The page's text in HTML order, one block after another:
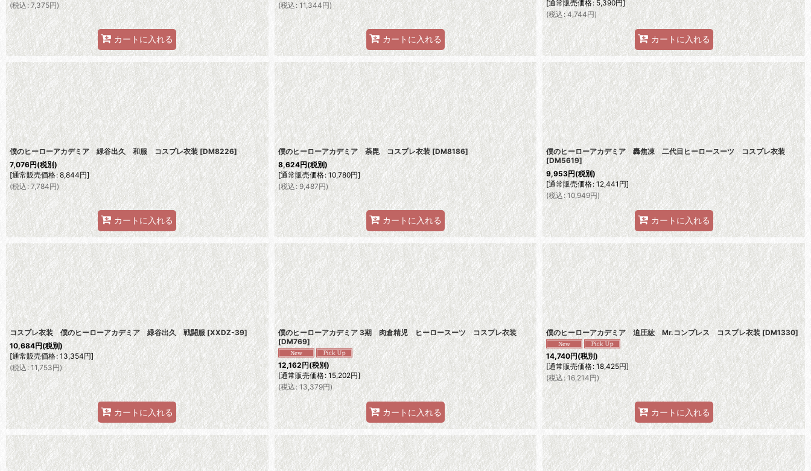
(税込 : 7,375円)
カートに入れる
(税込 : 11,344円)
カートに入れる
[通常販売価格: 5,390円]
(税込 : 4,744円)
カートに入れる
僕のヒーローアカデミア 緑谷出久 和服 コスプレ衣装 [DM8226]
7,076円(税別)
[通常販売価格: 8,844円]
(税込 : 7,784円)
カートに入れる
僕のヒーローアカデミア 荼毘 コスプレ衣装 [DM8186]
8,624円(税別)
[通常販売価格: 10,780円]
(税込 : 9,487円)
カートに入れる
僕のヒーローアカデミア 轟焦凍 二代目ヒーロースーツ コスプレ衣装
[DM5619]
9,953円(税別)
[通常販売価格: 12,441円]
(税込 : 10,949円)
カートに入れる
コスプレ衣装 僕のヒーローアカデミア 緑谷出久 戦闘服 [XXDZ-39]
10,684円(税別)
[通常販売価格: 13,354円]
(税込 : 11,753円)
カートに入れる
僕のヒーローアカデミア 3期 肉倉精児 ヒーロースーツ コスプレ衣装
[DM769]
12,162円(税別)
[通常販売価格: 15,202円]
(税込: 13,379円)
カートに入れる
僕のヒーローアカデミア 迫圧紘 Mr.コンプレス コスプレ衣装 [DM1330]
14,740円(税別)
[通常販売価格: 18,425円]
(税込 : 16,214円)
カートに入れる